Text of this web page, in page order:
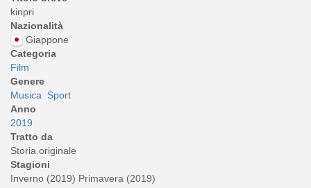
kinpri
Nazionalità
Giappone
Categoria
Film
Genere
Musica Sport
Anno
2019
Tratto da
Storia originale
Stagioni
Inverno (2019) Primavera (2019)